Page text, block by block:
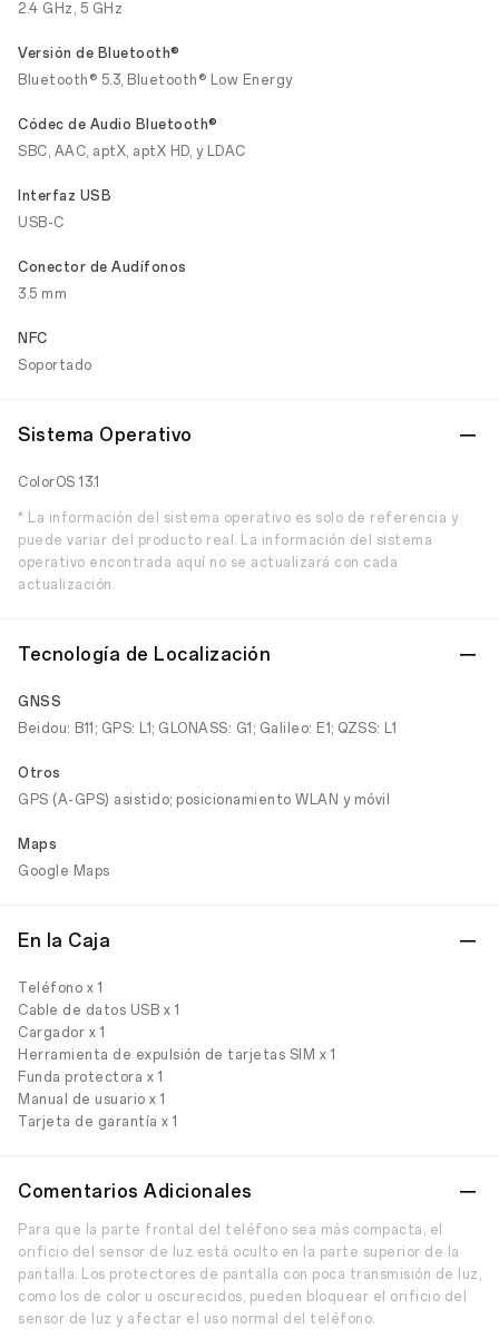
2.4 GHz, 5 GHz
Versión de Bluetooth®
Bluetooth® 5.3, Bluetooth® Low Energy
Códec de Audio Bluetooth®
SBC, AAC, aptX, aptX HD, y LDAC
Interfaz USB
USB-C
Conector de Audífonos
3.5 mm
NFC
Soportado
Sistema Operativo
ColorOS 13.1
* La información del sistema operativo es solo de referencia y
puede variar del producto real. La información del sistema
operativo encontrada aquí no se actualizará con cada
actualización.
Tecnología de Localización
GNSS
Beidou: B11; GPS: L1; GLONASS: G1; Galileo: E1; QZSS: L1
Otros
GPS (A-GPS) asistido; posicionamiento WLAN y móvil
Maps
Google Maps
En la Caja
Teléfono x 1
Cable de datos USB x 1
Cargador x 1
Herramienta de expulsión de tarjetas SIM x 1
Funda protectora x 1
Manual de usuario x 1
Tarjeta de garantía x 1
Comentarios Adicionales
Para que la parte frontal del teléfono sea más compacta, el
orificio del sensor de luz está oculto en la parte superior de la
pantalla. Los protectores de pantalla con poca transmisión de luz,
como los de color u oscurecidos, pueden bloquear el orificio del
sensor de luz y afectar el uso normal del teléfono.